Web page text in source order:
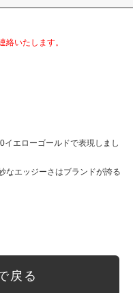
絡いたします。
エローゴールドで表現しまし
なエッジーさはブランドが誇る
戻る